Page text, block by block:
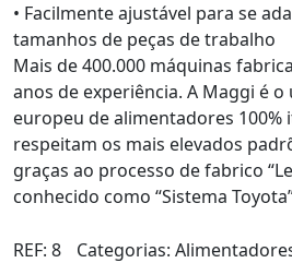
• Facilmente ajustável para se
tamanhos de peças de trabalho
Mais de 400.000 máquinas
anos de experiência. A Maggi é
europeu de alimentadores 100%
respeitam os mais elevados
graças ao processo de fabrico
conhecido como “Sistema
REF: 8 Categorias: